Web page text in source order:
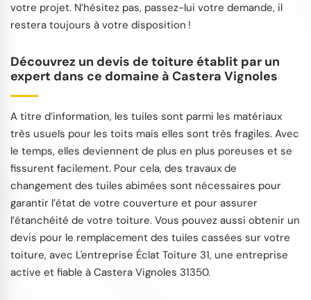
votre projet. N’hésitez pas, passez-lui votre demande, il
restera toujours à votre disposition !
Découvrez un devis de toiture établit par un
expert dans ce domaine à Castera Vignoles
A titre d’information, les tuiles sont parmi les matériaux
très usuels pour les toits mais elles sont très fragiles. Avec
le temps, elles deviennent de plus en plus poreuses et se
fissurent facilement. Pour cela, des travaux de
changement des tuiles abimées sont nécessaires pour
garantir l’état de votre couverture et pour assurer
l’étanchéité de votre toiture. Vous pouvez aussi obtenir un
devis pour le remplacement des tuiles cassées sur votre
toiture, avec L'entreprise Éclat Toiture 31, une entreprise
active et fiable à Castera Vignoles 31350.